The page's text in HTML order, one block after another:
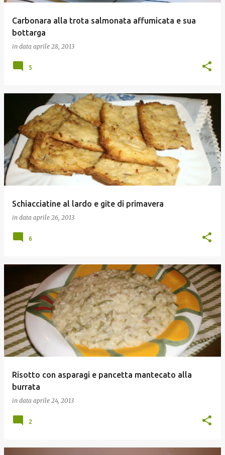
Carbonara alla trota salmonata affumicata e sua
bottarga
in data aprile 28, 2013
5
Schiacciatine al lardo e gite di primavera
in data aprile 26, 2013
6
Risotto con asparagi e pancetta mantecato alla
burrata
in data aprile 24, 2013
2